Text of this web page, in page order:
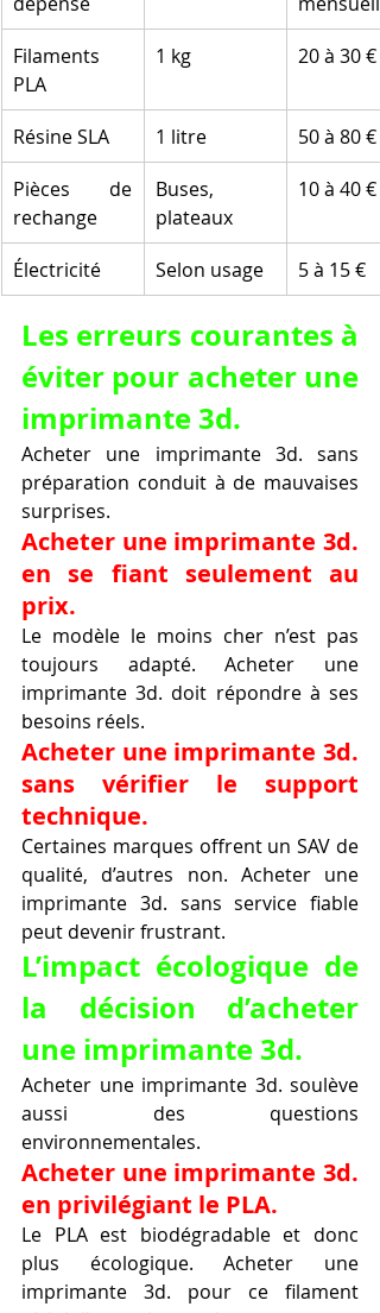
Filaments
PLA
1 kg 20 à 30 €
Résine SLA 1 litre
50 à 80 €
Pièces de
rechange
Buses,
plateaux
10 à 40 €
Électricité Selon usage 5 à 15 €
Les erreurs courantes à
éviter pour acheter une
imprimante 3d.
Acheter une imprimante 3d. sans
préparation conduit à de mauvaises
surprises.
Acheter une imprimante 3d.
en se fiant seulement au
prix.
Le modèle le moins cher n’est pas
toujours adapté. Acheter une
imprimante 3d. doit répondre à ses
besoins réels.
Acheter une imprimante 3d.
sans vérifier le support
technique.
Certaines marques offrent un SAV de
qualité, d’autres non. Acheter une
imprimante 3d. sans service fiable
peut devenir frustrant.
L’impact écologique de
la décision d’acheter
une imprimante 3d.
Acheter une imprimante 3d. soulève
aussi des questions
environnementales.
Acheter une imprimante 3d.
en privilégiant le PLA.
Le PLA est biodégradable et donc
plus écologique. Acheter une
imprimante 3d. pour ce filament